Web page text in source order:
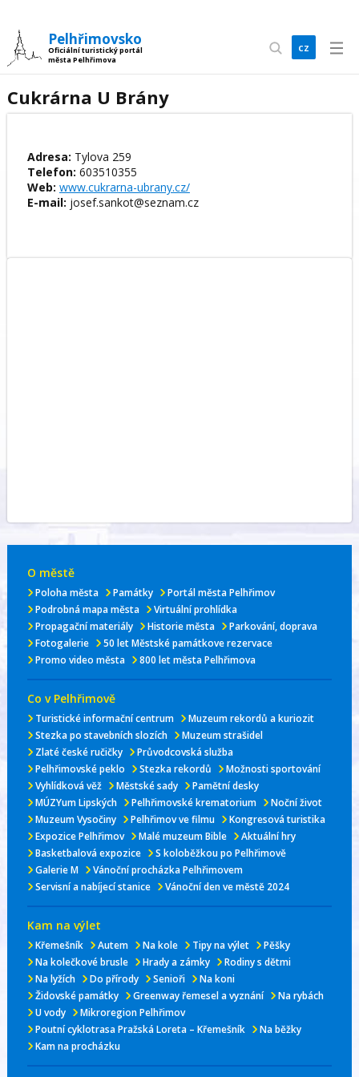
Pelhřimovsko
Oficiální turistický portál
města Pelhřimova
cz
en
Cukrárna U Brány
Adresa: Tylova 259
Telefon: 603510355
Web: www.cukrarna-ubrany.cz/
E-mail: josef.sankot@seznam.cz
O městě
Poloha města Památky
Portál města Pelhřimov
Podrobná mapa města
Virtuální prohlídka
Propagační materiály
Historie města
Parkování, doprava
Fotogalerie
50 let Městské památkove rezervace
Promo video města
800 let města Pelhřimova
Co v Pelhřimově
Turistické informační centrum
Muzeum rekordů a kuriozit
Stezka po stavebních slozích
Muzeum strašidel
Zlaté české ručičky
Průvodcovská služba
Pelhřimovské peklo
Stezka rekordů
Možnosti sportování
Vyhlídková věž
Městské sady
Pamětní desky
MÚZYum Lipských
Pelhřimovské krematorium
Noční život
Muzeum Vysočiny
Pelhřimov ve filmu
Kongresová turistika
Expozice Pelhřimov
Malé muzeum Bible
Aktuální hry
Basketbalová expozice
S koloběžkou po Pelhřimově
Galerie M
Vánoční procházka Pelhřimovem
Servisní a nabíjecí stanice
Vánoční den ve městě 2024
Kam na výlet
Křemešník Autem Na kole Tipy na výlet
Pěšky
Na kolečkové brusle
Hrady a zámky
Rodiny s dětmi
Na lyžích
Do přírody Senioři
Na koni
Židovské památky
Greenway řemesel a vyznání
Na rybách
U vody
Mikroregion Pelhřimov
Poutní cyklotrasa Pražská Loreta – Křemešník
Na běžky
Kam na procházku